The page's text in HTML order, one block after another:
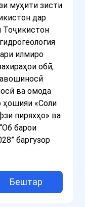
муҳити зисти
дар
илмиро
обӣ,
ва омода
ҳошияи «Соли
пиряхҳо» ва
барои
баргузор
Бештар